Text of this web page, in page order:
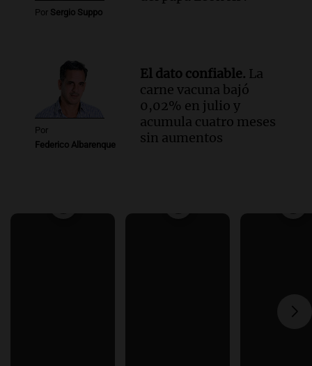
Por Sergio Suppo
Por
Federico Albarenque
El dato confiable. La
carne vacuna bajó
0,02% en julio y
acumula cuatro meses
sin aumentos